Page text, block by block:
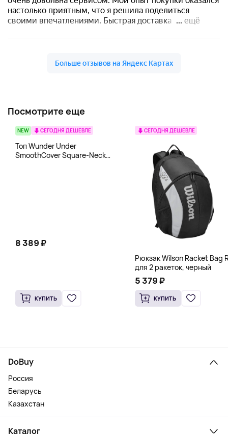
Посмотрите еще
NEW СЕГОДНЯ ДЕШЕВЛЕ
Топ Wunder Under
SmoothCover Square-Neck
8 389 ₽
КУПИТЬ
СЕГОДНЯ ДЕШЕВЛЕ
Рюкзак Wilson Racket Bag
для 2 ракеток, черный
5 379 ₽
КУПИТЬ
DoBuy
Россия
Беларусь
Казахстан
Каталог